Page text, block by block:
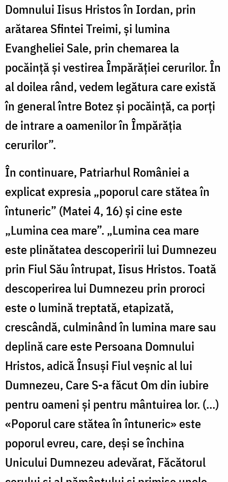
Domnului Iisus Hristos în Iordan, prin
arătarea Sfintei Treimi, și lumina
Evangheliei Sale, prin chemarea la
pocăință și vestirea Împă­răției cerurilor. În
al doilea rând, vedem legătura care există
în general între Botez și pocăință, ca porți
de intrare a oamenilor în Împărăția
cerurilor”.
În continuare, Patriarhul României a
explicat expresia „poporul care stătea în
întuneric” (Matei 4, 16) și cine este
„Lumina cea mare”. „Lumina cea mare
este plinătatea descoperirii lui Dumnezeu
prin Fiul Său întrupat, Iisus Hristos. Toată
descoperirea lui Dumnezeu prin proroci
este o lumină treptată, etapizată,
crescândă, culminând în lumina mare sau
deplină care este Persoana Domnului
Hristos, adică Însuși Fiul veșnic al lui
Dumnezeu, Care S-a făcut Om din iubire
pentru oameni și pentru mântuirea lor. (…)
«Poporul care stătea în întuneric» este
poporul evreu, care, deși se închina
Unicului Dumnezeu adevărat, Făcătorul